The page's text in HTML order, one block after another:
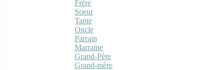
Frère
Soeur
Tante
Oncle
Parrain
Marraine
Grand-Père
Grand-mère